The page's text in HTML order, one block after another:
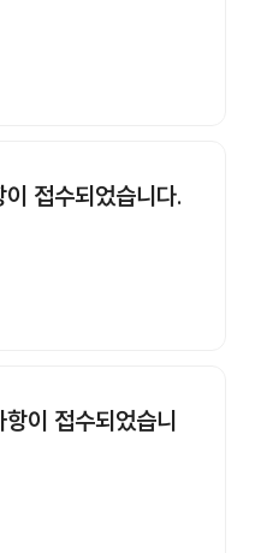
접수되었습니다.
이 접수되었습니